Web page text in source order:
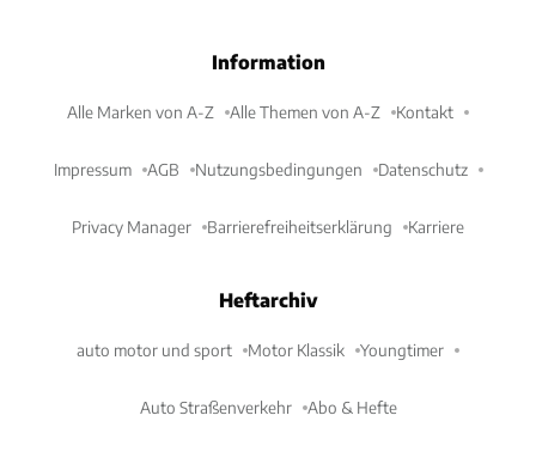
Information
Alle Marken von A-Z Alle Themen von A-Z Kontakt
Impressum AGB Nutzungsbedingungen Datenschutz
Privacy Manager Barrierefreiheitserklärung Karriere
Heftarchiv
auto motor und sport Motor Klassik Youngtimer
Auto Straßenverkehr Abo & Hefte